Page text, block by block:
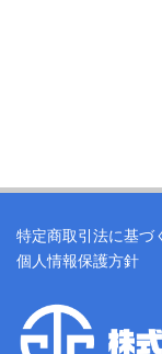
特定商取引法に基づ
個人情報保護方針